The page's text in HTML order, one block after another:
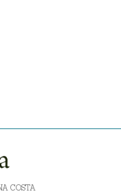
COSTA